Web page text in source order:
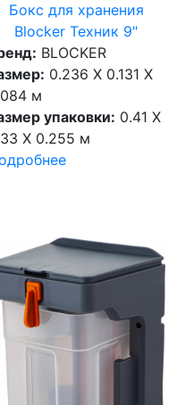
Бокс для хранения
Blocker Техник 9"
BLOCKER
0.236 X 0.131 X
м
упаковки: 0.41 X
X 0.255 м